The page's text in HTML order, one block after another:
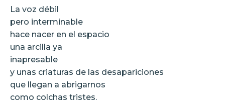
La voz débil
pero interminable
hace nacer en el espacio
una arcilla ya
inapresable
y unas criaturas de las desapariciones
que llegan a abrigarnos
como colchas tristes.